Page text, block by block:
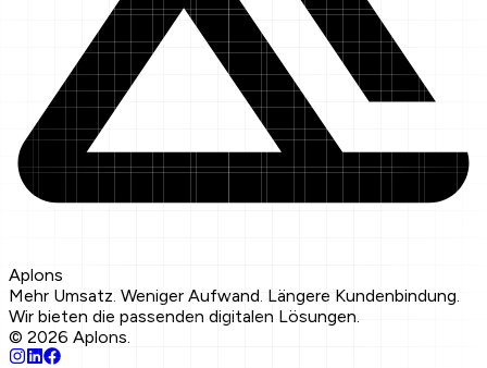
Aplons
Mehr Umsatz. Weniger Aufwand. Längere Kundenbindung.
Wir bieten die passenden digitalen Lösungen.
© 2026 Aplons.